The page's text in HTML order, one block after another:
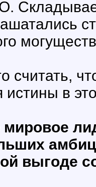
считать,
истины в
выгоде